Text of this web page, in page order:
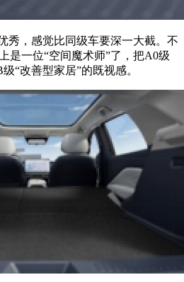
秀，感觉比同级车要深一大截。不
是一位“空间魔术师”了，把A0级
“改善型家居”的既视感。